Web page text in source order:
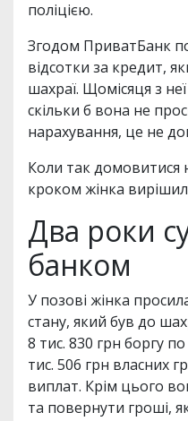
поліцією.
Згодом ПриватБанк
відсотки за кредит,
шахраї. Щомісяця з
скільки б вона не
нарахування, це не
Коли так
кроком жінка
Два роки
банком
У позові жінка
стану, який був до
8 тис. 830 грн боргу
тис. 506 грн власних
виплат. Крім цього
та повернути гроші,